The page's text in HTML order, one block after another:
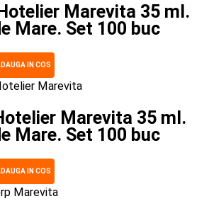
Marevita 35 ml.
Mare. Set 100 buc
IN COS
Marevita 35 ml.
Mare. Set 100 buc
IN COS